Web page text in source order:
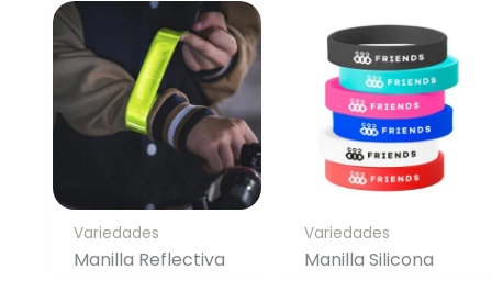
Variedades
Manilla Reflectiva
Variedades
Manilla Silicona